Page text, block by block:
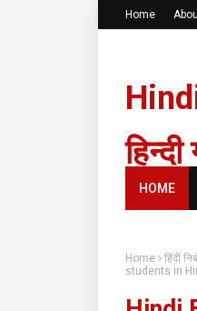
Home
हिन्दी
HOME
Home हिंदी
students in